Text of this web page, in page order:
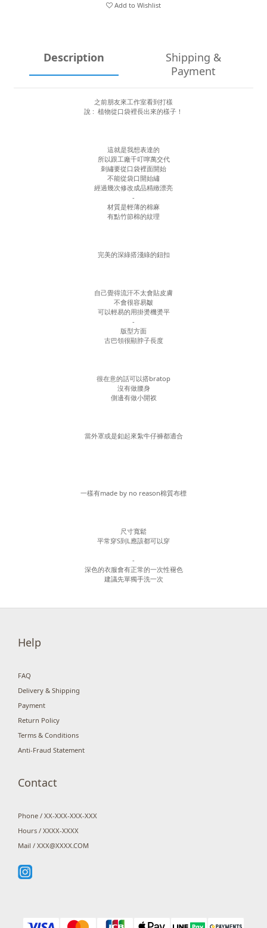
Add to Wishlist
Description
Shipping &
Payment
之前朋友來工作室看到打樣
說 : 植物從口袋裡長出來的樣子！
這就是我想表達的
所以跟工廠千叮嚀萬交代
刺繡要從口袋裡面開始
不能從袋口開始繡
經過幾次修改成品精緻漂亮
-
材質是輕薄的棉麻
有點竹節棉的紋理
完美的深綠搭淺綠的鈕扣
自己覺得流汗不太會貼皮膚
不會很容易皺
可以輕易的用掛燙機燙平
-
版型方面
古巴領很顯脖子長度
很在意的話可以搭bratop
沒有做腰身
側邊有做小開衩
當外罩或是釦起來紮牛仔褲都適合
一樣有made by no reason棉質布標
尺寸寬鬆
平常穿S到L應該都可以穿
-
深色的衣服會有正常的一次性褪色
建議先單獨手洗一次
Help
FAQ
Delivery & Shipping
Payment
Return Policy
Terms & Conditions
Anti-Fraud Statement
Contact
Phone / XX-XXX-XXX-XXX
Hours / XXXX-XXXX
Mail / XXX@XXXX.COM